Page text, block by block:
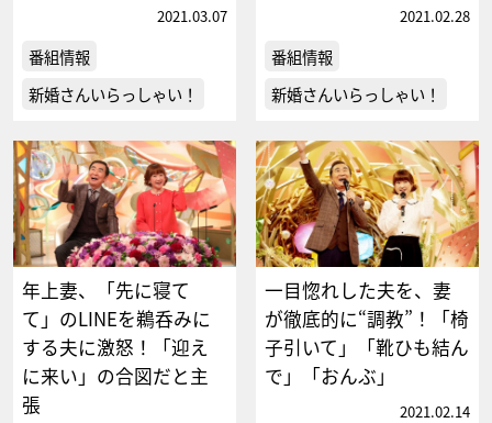
2021.03.07
番組情報
新婚さんいらっしゃい！
2021.02.28
番組情報
新婚さんいらっしゃい！
年上妻、「先に寝て
て」のLINEを鵜呑みに
する夫に激怒！「迎え
に来い」の合図だと主
張
一目惚れした夫を、妻
が徹底的に“調教”！「椅
子引いて」「靴ひも結ん
で」「おんぶ」
2021.02.14